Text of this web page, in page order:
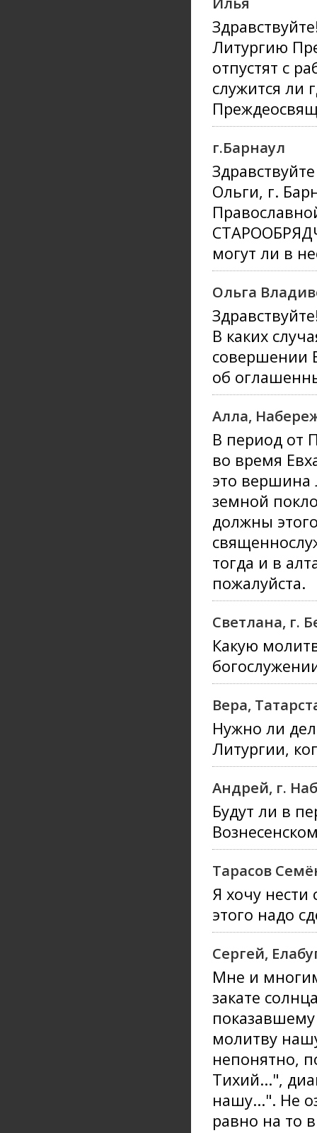
Литургию
отпустят с
служится ли
г.Барнаул
Ольги, г.
могут ли в
Ольга
В каких
совершении
об
Алла,
В период от
во время
это вершина
земной
должны
тогда и в
пожалуйста.
Светлана, г.
Какую
Вера,
Нужно ли
Литургии,
Андрей, г.
Будут ли в
Тарасов
Я хочу
этого надо
Сергей,
Мне и
закате
молитву
непонятно,
Тихий...",
нашу...". Не
равно на то